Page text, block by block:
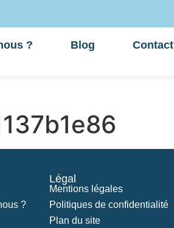
? Blog Contact
?
Légal
Mentions légales
Politiques de confidentialité
Plan du site